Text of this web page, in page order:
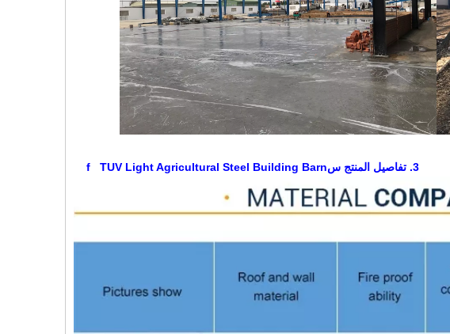
3. تفاصيل المنتج سf TUV Light Agricultural Steel Building Barn